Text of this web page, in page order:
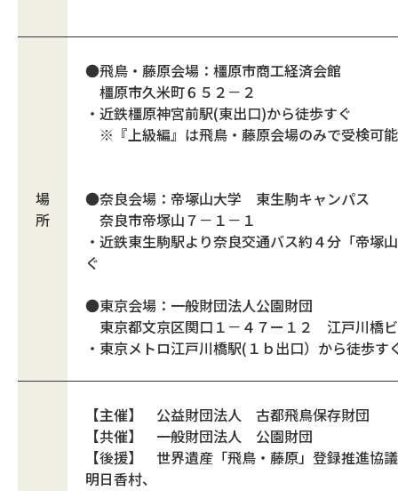
場
所
●飛鳥・藤原会場：橿原市商工経済会館
橿原市久米町６５２－２
・近鉄橿原神宮前駅(東出口)から徒歩すぐ
※『上級編』は飛鳥・藤原会場のみで受検可能
●奈良会場：帝塚山大学 東生駒キャン
奈良市帝塚山７－１－１
・近鉄東生駒駅より奈良交通バス約４分「帝塚
ぐ
●東京会場：一般財団法人公園財団
東京都文京区関口１－４７ー１２ 江戸川
・東京メトロ江戸川橋駅(１ｂ出口）から徒歩す
【主催】 公益財団法人 古都飛鳥保存財団
【共催】 一般財団法人 公園財団
【後援】 世界遺産「飛鳥・藤原」登録推進協
明日香村、